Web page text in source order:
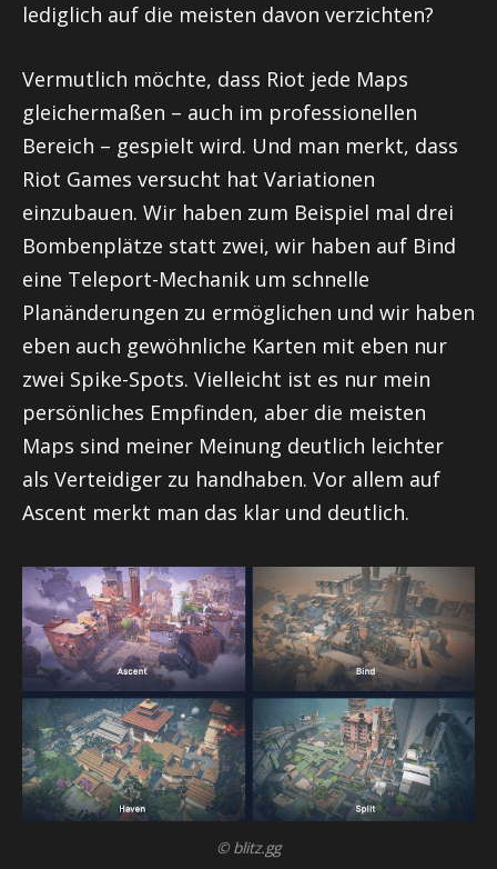
lediglich auf die meisten davon verzichten?
Vermutlich möchte, dass Riot jede Maps
gleichermaßen – auch im professionellen
Bereich – gespielt wird. Und man merkt, dass
Riot Games versucht hat Variationen
einzubauen. Wir haben zum Beispiel mal drei
Bombenplätze statt zwei, wir haben auf Bind
eine Teleport-Mechanik um schnelle
Planänderungen zu ermöglichen und wir haben
eben auch gewöhnliche Karten mit eben nur
zwei Spike-Spots. Vielleicht ist es nur mein
persönliches Empfinden, aber die meisten
Maps sind meiner Meinung deutlich leichter
als Verteidiger zu handhaben. Vor allem auf
Ascent merkt man das klar und deutlich.
© blitz.gg